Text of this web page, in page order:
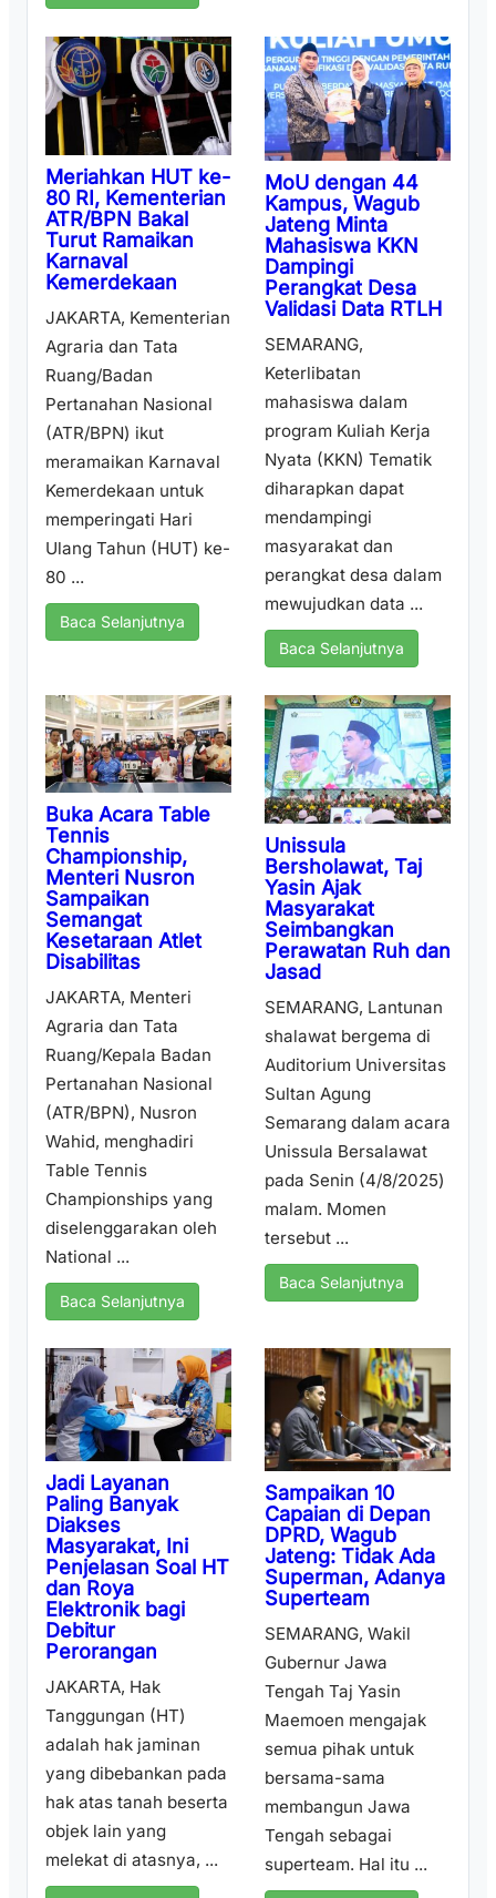
Meriahkan HUT ke-
80 RI, Kementerian
ATR/BPN Bakal
Turut Ramaikan
Karnaval
Kemerdekaan
JAKARTA, Kementerian
Agraria dan Tata
Ruang/Badan
Pertanahan Nasional
(ATR/BPN) ikut
meramaikan Karnaval
Kemerdekaan untuk
memperingati Hari
Ulang Tahun (HUT) ke-
80 ...
Baca Selanjutnya
MoU dengan 44
Kampus, Wagub
Jateng Minta
Mahasiswa KKN
Dampingi
Perangkat Desa
Validasi Data RTLH
SEMARANG,
Keterlibatan
mahasiswa dalam
program Kuliah Kerja
Nyata (KKN) Tematik
diharapkan dapat
mendampingi
masyarakat dan
perangkat desa dalam
mewujudkan data ...
Baca Selanjutnya
Buka Acara Table
Tennis
Championship,
Menteri Nusron
Sampaikan
Semangat
Kesetaraan Atlet
Disabilitas
JAKARTA, Menteri
Agraria dan Tata
Ruang/Kepala Badan
Pertanahan Nasional
(ATR/BPN), Nusron
Wahid, menghadiri
Table Tennis
Championships yang
diselenggarakan oleh
National ...
Baca Selanjutnya
Unissula
Bersholawat, Taj
Yasin Ajak
Masyarakat
Seimbangkan
Perawatan Ruh dan
Jasad
SEMARANG, Lantunan
shalawat bergema di
Auditorium Universitas
Sultan Agung
Semarang dalam acara
Unissula Bersalawat
pada Senin (4/8/2025)
malam. Momen
tersebut ...
Baca Selanjutnya
Jadi Layanan
Paling Banyak
Diakses
Masyarakat, Ini
Penjelasan Soal HT
dan Roya
Elektronik bagi
Debitur
Perorangan
JAKARTA, Hak
Tanggungan (HT)
adalah hak jaminan
yang dibebankan pada
hak atas tanah beserta
objek lain yang
melekat di atasnya, ...
Sampaikan 10
Capaian di Depan
DPRD, Wagub
Jateng: Tidak Ada
Superman, Adanya
Superteam
SEMARANG, Wakil
Gubernur Jawa
Tengah Taj Yasin
Maemoen mengajak
semua pihak untuk
bersama-sama
membangun Jawa
Tengah sebagai
superteam. Hal itu ...